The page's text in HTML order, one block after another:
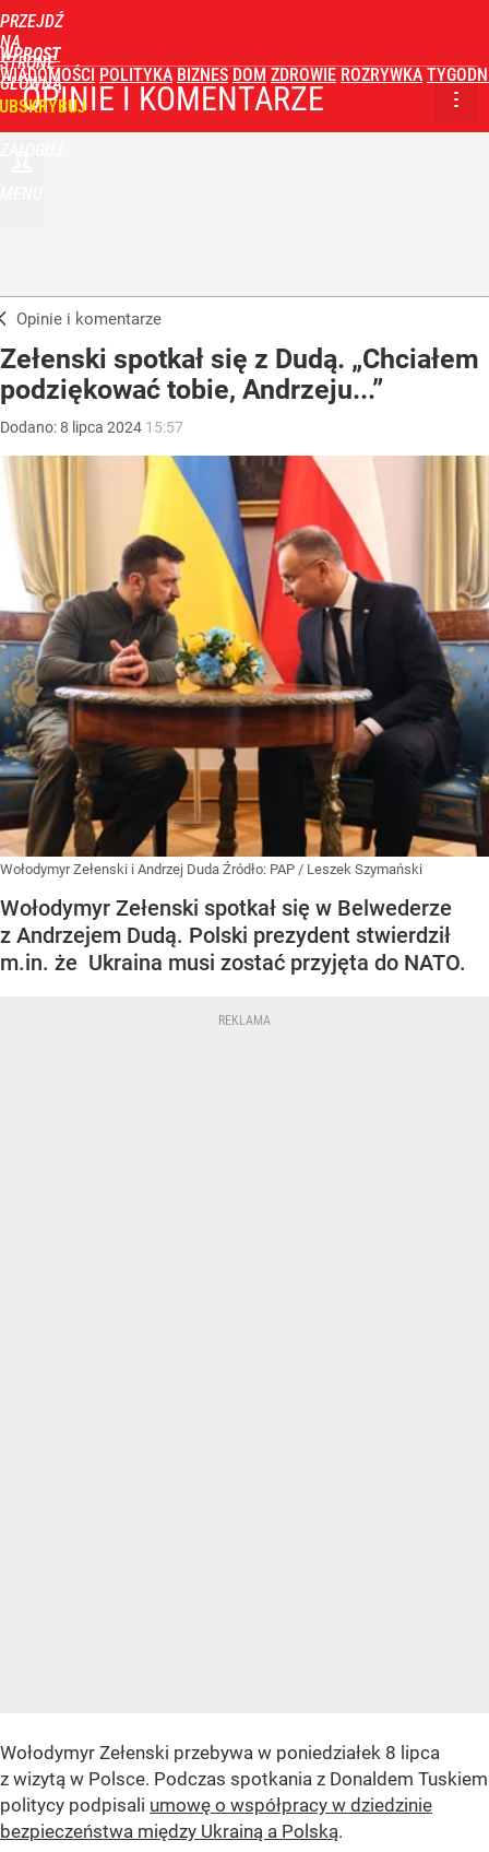
PRZEJDŹ
NA
STRONĘ
GŁÓWNĄ
WPROST
WIADOMOŚCI POLITYKA BIZNES DOM ZDROWIE ROZRYWKA
OPINIE I KOMENTARZE
Opinie i komentarze
Zełenski spotkał się z Dudą. „Chciałem
podziękować tobie, Andrzeju...”
Dodano:8 lipca 2024 15:57
Wołodymyr Zełenski i Andrzej Duda Źródło: PAP / Leszek Szymański
Wołodymyr Zełenski spotkał się w Belwederze
z Andrzejem Dudą. Polski prezydent stwierdził
m.in. że Ukraina musi zostać przyjęta do NATO.
Wołodymyr Zełenski przebywa w poniedziałek 8 lipca
z wizytą w Polsce. Podczas spotkania z Donaldem Tuskiem
politycy podpisali umowę o współpracy w dziedzinie
bezpieczeństwa między Ukrainą a Polską.